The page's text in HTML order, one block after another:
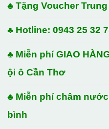
♣ Tặng Voucher
♣ Hotline: 0943 25 32
♣ Miễn phí GIAO
ội ô Cần Thơ
♣ Miễn phí châm
bình